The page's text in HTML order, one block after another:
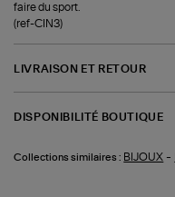
faire du sport.
(ref-CIN3)
LIVRAISON ET RETOUR
DISPONIBILITÉ BOUTIQUE
Collections similaires : BIJOUX -